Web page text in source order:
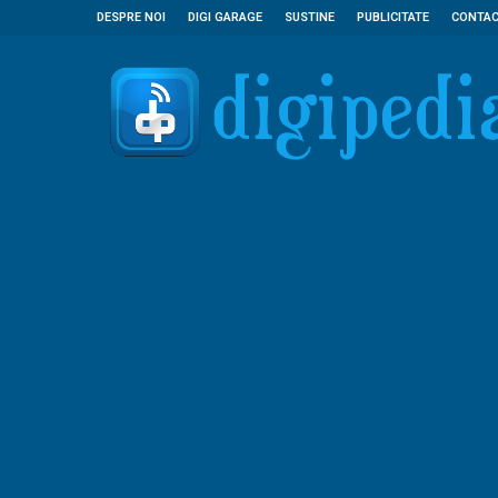
DESPRE NOI DIGI GARAGE SUSTINE PUBLICITATE